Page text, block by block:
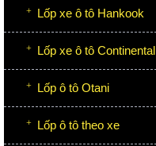
Lốp xe ô tô Hankook
Lốp xe ô tô Continental
Lốp ô tô Otani
Lốp ô tô theo xe